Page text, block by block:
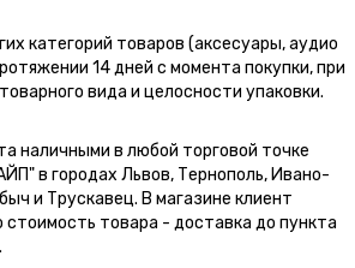
категорий товаров (аксесуары, аудио
14 дней с момента покупки, при
вида и целосности упаковки.
наличными в любой торговой точке
в городах Львов, Тернополь, Ивано-
и Трускавец. В магазине клиент
стоимость товара - доставка до пункта